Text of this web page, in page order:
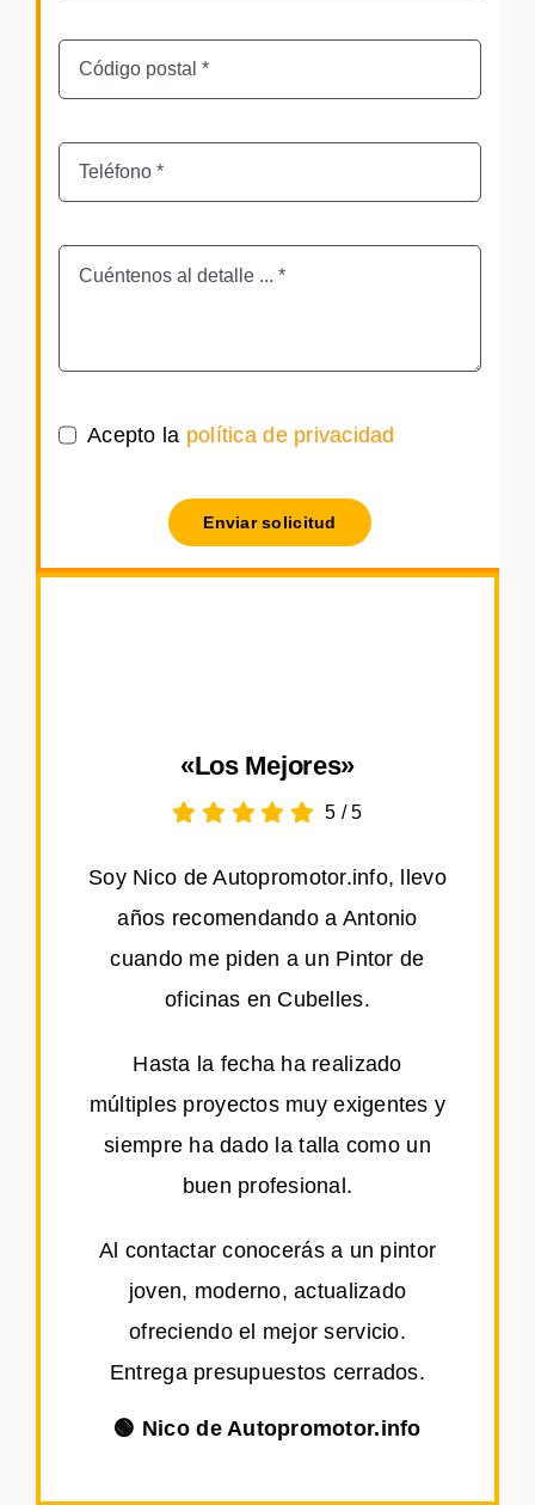
Acepto la política de privacidad
Enviar solicitud
«Los Mejores»
5 /5
Soy Nico de Autopromotor.info, llevo
años recomendando a Antonio
cuando me piden a un Pintor de
oficinas en Cubelles.
Hasta la fecha ha realizado
múltiples proyectos muy exigentes y
siempre ha dado la talla como un
buen profesional.
Al contactar conocerás a un pintor
joven, moderno, actualizado
ofreciendo el mejor servicio.
Entrega presupuestos cerrados.
🟢 Nico de Autopromotor.info